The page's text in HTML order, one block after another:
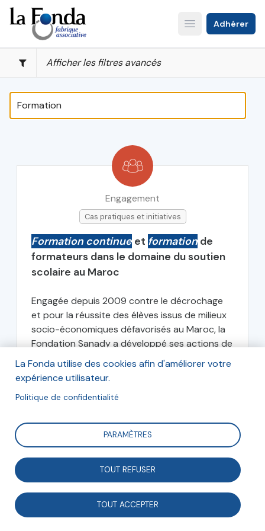
Aller
au
contenu
principal
Open main menu
Adhérer
Afficher les filtres avancés
Engagement
Cas pratiques et initiatives
Formation continue et formation de
formateurs dans le domaine du soutien
scolaire au Maroc
Engagée depuis 2009 contre le décrochage
et pour la réussite des élèves issus de milieux
socio-économiques défavorisés au Maroc, la
Fondation Sanady a développé ses actions de
formation continue des enseignants afin
d'offrir aux jeunes...
La Fonda utilise des cookies afin d'améliorer votre
expérience utilisateur.
Politique de confidentialité
PARAMÈTRES
TOUT REFUSER
TOUT ACCEPTER